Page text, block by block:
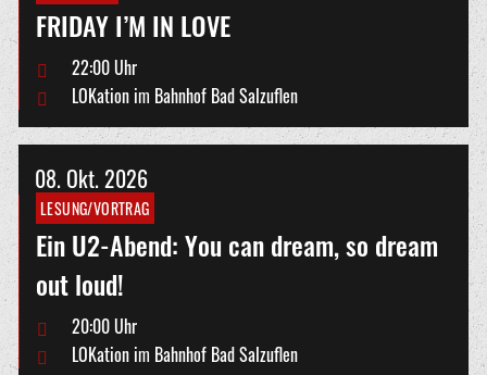
FRIDAY I’M IN LOVE
22:00 Uhr
LOKation im Bahnhof Bad Salzuflen
08. Okt.2026
LESUNG/VORTRAG
Ein U2-Abend: You can dream, so dream
out loud!
20:00 Uhr
LOKation im Bahnhof Bad Salzuflen